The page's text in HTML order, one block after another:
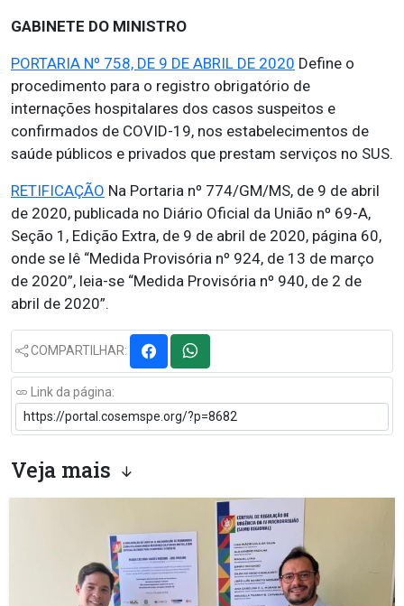
GABINETE DO MINISTRO
PORTARIA Nº 758, DE 9 DE ABRIL DE 2020 Define o
procedimento para o registro obrigatório de
internações hospitalares dos casos suspeitos e
confirmados de COVID-19, nos estabelecimentos de
saúde públicos e privados que prestam serviços no SUS.
RETIFICAÇÃO Na Portaria nº 774/GM/MS, de 9 de abril
de 2020, publicada no Diário Oficial da União nº 69-A,
Seção 1, Edição Extra, de 9 de abril de 2020, página 60,
onde se lê “Medida Provisória nº 924, de 13 de março
de 2020”, leia-se “Medida Provisória nº 940, de 2 de
abril de 2020”.
COMPARTILHAR:
Link da página:
Veja mais